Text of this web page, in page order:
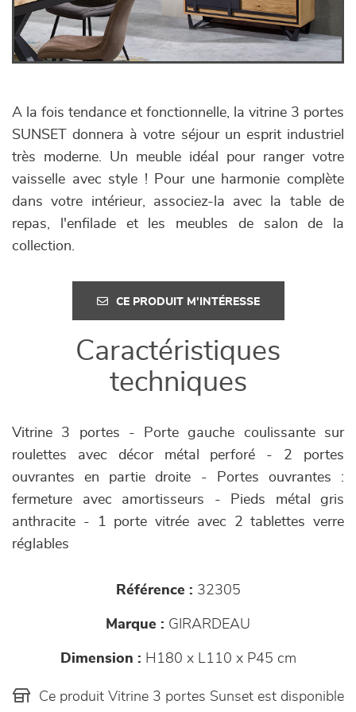
A la fois tendance et fonctionnelle, la vitrine 3 portes
SUNSET donnera à votre séjour un esprit industriel
très moderne. Un meuble idéal pour ranger votre
vaisselle avec style ! Pour une harmonie complète
dans votre intérieur, associez-la avec la table de
repas, l'enfilade et les meubles de salon de la
collection.
CE PRODUIT M'INTÉRESSE
Caractéristiques
techniques
Vitrine 3 portes - Porte gauche coulissante sur
roulettes avec décor métal perforé - 2 portes
ouvrantes en partie droite - Portes ouvrantes :
fermeture avec amortisseurs - Pieds métal gris
anthracite - 1 porte vitrée avec 2 tablettes verre
réglables
Référence : 32305
Marque : GIRARDEAU
Dimension : H180 x L110 x P45 cm
Ce produit Vitrine 3 portes Sunset est disponible